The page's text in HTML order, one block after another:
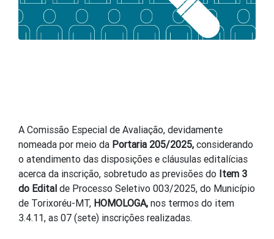
A Comissão Especial de Avaliação, devidamente
nomeada por meio da Portaria 205/2025, considerando
o atendimento das disposições e cláusulas editalícias
acerca da inscrição, sobretudo as previsões do Item 3
do Edital de Processo Seletivo 003/2025, do Município
de Torixoréu-MT, HOMOLOGA, nos termos do item
3.4.11, as 07 (sete) inscrições realizadas.